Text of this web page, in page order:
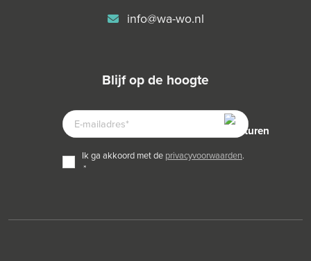
info@wa-wo.nl
blijf op de hoogte
E-
MAILADRES
TOESTEMMING
*
ik ga akkoord met de privacyvoorwaarden.
*